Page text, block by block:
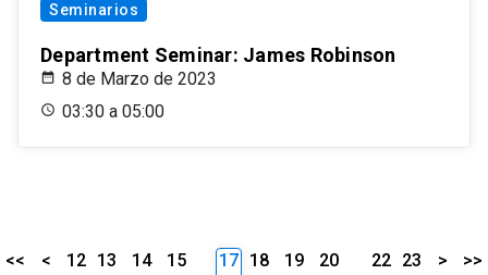
Seminarios
Department Seminar: James Robinson
8 de Marzo de 2023
03:30 a 05:00
<< < 12 13 14
15
17 18 19
20
22 23 > >>